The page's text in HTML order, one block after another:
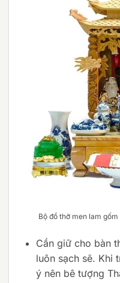
Bộ đồ thờ men lam
Cần giữ cho bàn
luôn sạch sẽ. Khi
ý nên bê tượng